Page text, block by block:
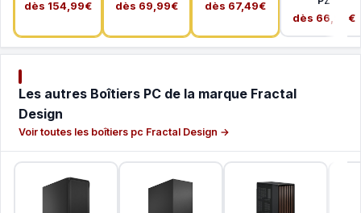
dès 154,99€ dès 69,99€ dès 67,49€
dès 66,99€
Les autres Boîtiers PC de la marque Fractal
Design
Voir toutes les boîtiers pc Fractal Design →